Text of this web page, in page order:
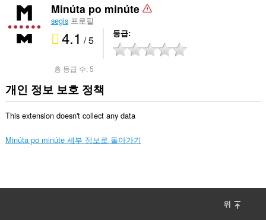
Minúta po minúte
segis프로필
4.1 / 5 등급
총 등급 수:5
개인 정보 보호 정책
This extension doesn't collect any data
Minúta po minúte 세부 정보로 돌아가기
위